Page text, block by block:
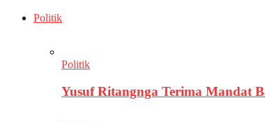
Politik
Politik
Yusuf Ritangnga Terima Mandat